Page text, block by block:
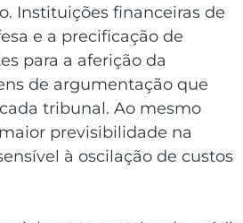
Instituições financeiras de
e a precificação de
para a aferição da
de argumentação que
tribunal. Ao mesmo
previsibilidade na
à oscilação de custos